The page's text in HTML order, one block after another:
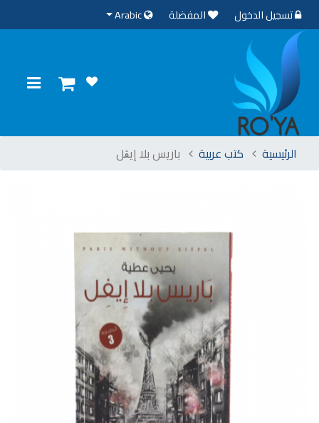
تسجيل الدخول المفضلة Arabic
الرئيسية كتب عربية باريس بلا إيڨل